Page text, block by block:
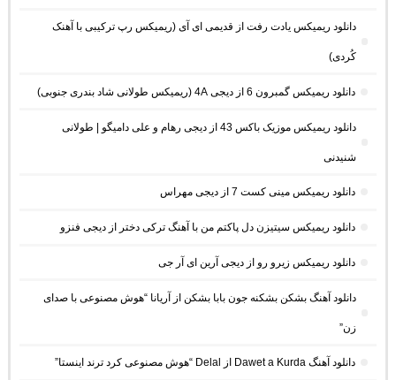
دانلود ریمیکس یادت رفت از قدیمی ای آی (ریمیکس رپ ترکیبی با آهنک
کُردی)
دانلود ریمیکس گمبرون 6 از دیجی 4A (ریمیکس طولانی شاد بندری جنوبی)
دانلود ریمیکس موزیک باکس 43 از دیجی رهام و علی دامیگو | طولانی
شنیدنی
دانلود ریمیکس مینی کست 7 از دیجی مهراس
دانلود ریمیکس سیتیزن دل پاکتم من با آهنگ ترکی دختر از دیجی فنزو
دانلود ریمیکس زیرو رو از دیجی آرین ای آر جی
دانلود آهنگ بشکن بشکنه جون بابا بشکن از آریانا “هوش مصنوعی با صدای
زن”
دانلود آهنگ Dawet a Kurda از Delal “هوش مصنوعی کرد ترند اینستا”